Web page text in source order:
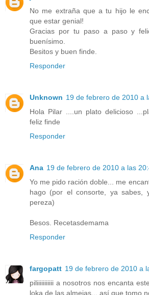
No me extraña que a tu hijo le
que estar genial!
Gracias por tu paso a paso y
buenísimo.
Besitos y buen finde.
Responder
Unknown 19 de febrero de 2010 a
Hola Pilar ....un plato delicioso
feliz finde
Responder
Ana 19 de febrero de 2010 a las
Yo me pido ración doble... me
hago (por el consorte, ya sabes,
pereza)
Besos. Recetasdemama
Responder
fargopatt 19 de febrero de 2010 a
piliiiiiiiiiii a nosotros nos encanta
loka de las almejas... así que tomo